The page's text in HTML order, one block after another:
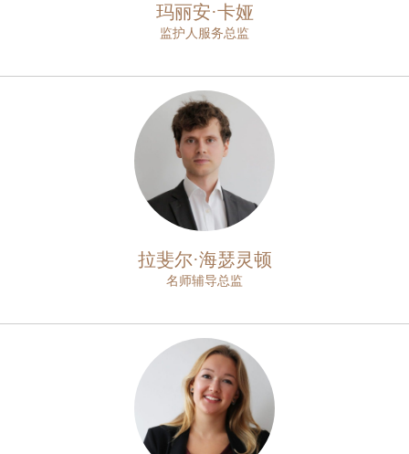
玛丽安·卡娅
监护人服务总监
拉斐尔·海瑟灵顿
名师辅导总监